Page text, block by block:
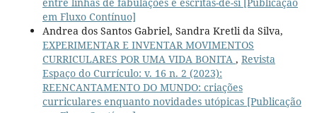
entre linhas de fabulações e escritas-de-si [Publicação
em Fluxo Contínuo]
Andrea dos Santos Gabriel, Sandra Kretli da Silva,
EXPERIMENTAR E INVENTAR MOVIMENTOS
CURRICULARES POR UMA VIDA BONITA , Revista
Espaço do Currículo: v. 16 n. 2 (2023):
REENCANTAMENTO DO MUNDO: criações
curriculares enquanto novidades utópicas [Publicação